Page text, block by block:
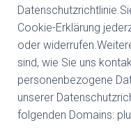
Cookie-Erklärung
oder
sind, wie Sie uns
personenbezogene
unserer
folgenden Domains: